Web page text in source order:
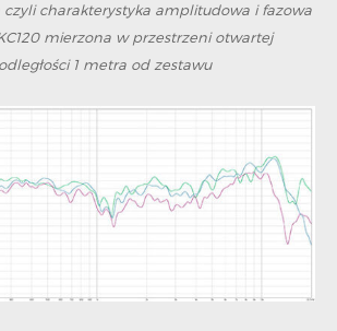
czyli charakterystyka amplitudowa i fazowa
mierzona w przestrzeni otwartej
1 metra od zestawu